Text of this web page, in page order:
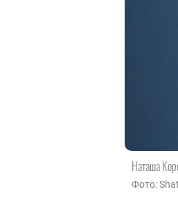
Наташа
Фото: